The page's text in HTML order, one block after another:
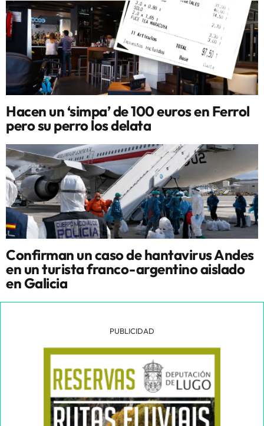
Hacen un ‘simpa’ de 100 euros en Ferrol
pero su perro los delata
Confirman un caso de hantavirus Andes
en un turista franco-argentino aislado
en Galicia
PUBLICIDAD